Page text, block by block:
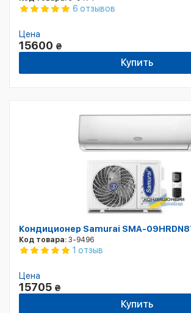
6 отзывов
Цена
15600 ₴
Купить
Кондиционер Samurai SMA-
Код товара: 3-9496
1 отзыв
Цена
15705 ₴
Купить